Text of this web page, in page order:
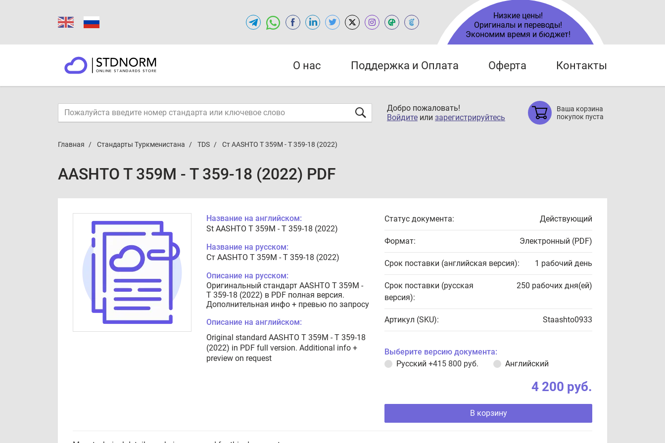
Низкие цены!
Оригиналы и переводы!
Экономим время и бюджет!
О нас Поддержка и Оплата Оферта Контакты
Добро пожаловать!
Войдите или зарегистрируйтесь
Ваша корзина
покупок пуста
Главная Стандарты Туркменистана TDS Cт AASHTO T 359M - T 359-18 (2022)
AASHTO T 359M - T 359-18 (2022) PDF
Название на английском:
St AASHTO T 359M - T 359-18 (2022)
Название на русском:
Cт AASHTO T 359M - T 359-18 (2022)
Описание на русском:
Оригинальный стандарт AASHTO T 359M -
T 359-18 (2022) в PDF полная версия.
Дополнительная инфо + превью по запросу
Описание на английском:
Original standard AASHTO T 359M - T 359-18
(2022) in PDF full version. Additional info +
preview on request
Статус документа: Действующий
Формат: Электронный (PDF)
Срок поставки (английская версия): 1 рабочий день
Срок поставки (русская
версия):
250 рабочих дня(ей)
Артикул (SKU): Staashto0933
Выберите версию документа:
Русский +415 800 руб. Английский
4 200 руб.
В корзину